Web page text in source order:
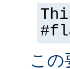
この